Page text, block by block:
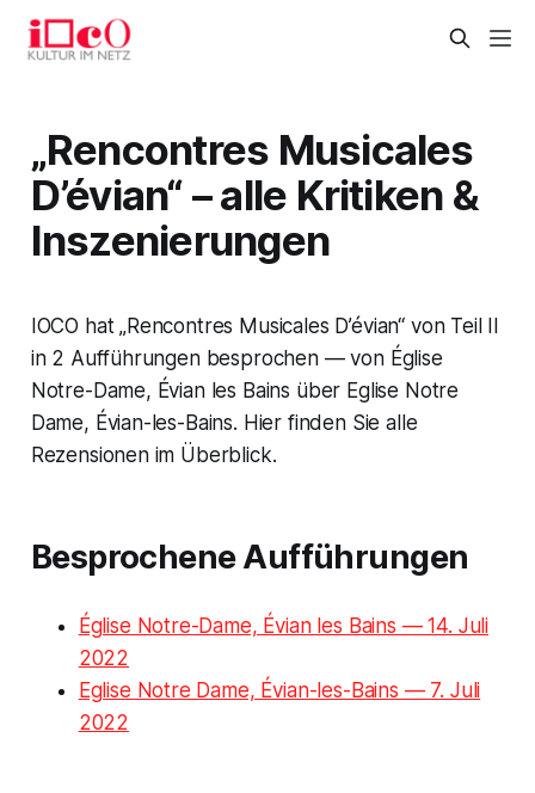
„Rencontres Musicales
D’évian“ – alle Kritiken &
Inszenierungen
IOCO hat „Rencontres Musicales D’évian“ von Teil II
in 2 Aufführungen besprochen — von Église
Notre-Dame, Évian les Bains über Eglise Notre
Dame, Évian-les-Bains. Hier finden Sie alle
Rezensionen im Überblick.
Besprochene Aufführungen
Église Notre-Dame, Évian les Bains — 14. Juli
2022
Eglise Notre Dame, Évian-les-Bains — 7. Juli
2022